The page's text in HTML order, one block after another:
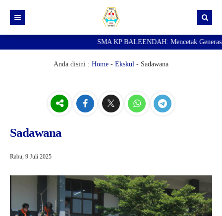
Data Guru
SNBP
SMA KP BALEENDAH: Mencetak Generasi
Anda disini : Home - Ekskul - Sadawana
Sadawana
Rabu, 9 Juli 2025